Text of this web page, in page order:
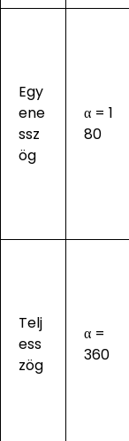
Egy
ene
ssz
ög
α = 1
80
Telj
ess
zög
α =
360